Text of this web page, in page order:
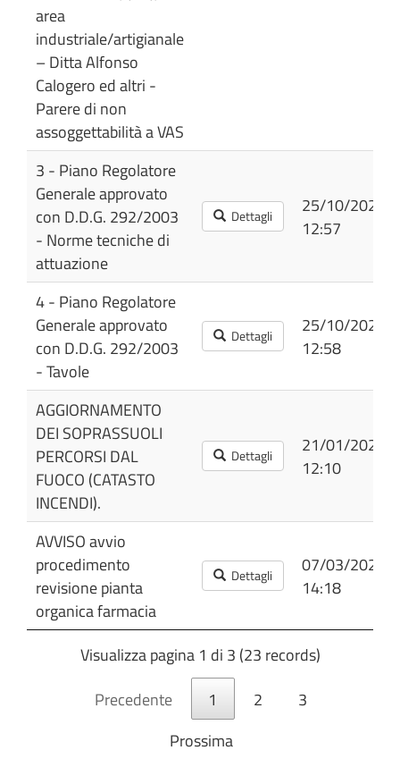
area
industriale/artigianale
– Ditta Alfonso
Calogero ed altri -
Parere di non
assoggettabilità a VAS
3 - Piano Regolatore
Generale approvato
con D.D.G. 292/2003
- Norme tecniche di
attuazione
Dettagli
25/10/2022
12:57
4 - Piano Regolatore
Generale approvato
con D.D.G. 292/2003
- Tavole
Dettagli
25/10/2022
12:58
AGGIORNAMENTO
DEI SOPRASSUOLI
PERCORSI DAL
FUOCO (CATASTO
INCENDI).
Dettagli
21/01/2026
12:10
AVVISO avvio
procedimento
revisione pianta
organica farmacia
Dettagli
07/03/2024
14:18
Visualizza pagina 1 di 3 (23 records)
Precedente
1 2
3
Prossima